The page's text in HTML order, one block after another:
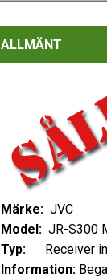
ALLMÄNT
Märke:JVC
Model: JR-S300
Typ:
Receiver
Information: